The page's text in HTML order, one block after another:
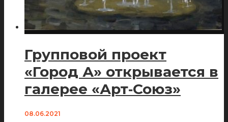
Групповой проект
«Город А» открывается в
галерее «Арт‑Союз»
08.06.2021